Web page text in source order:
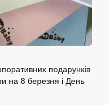
подарунків
на 8 березня і День